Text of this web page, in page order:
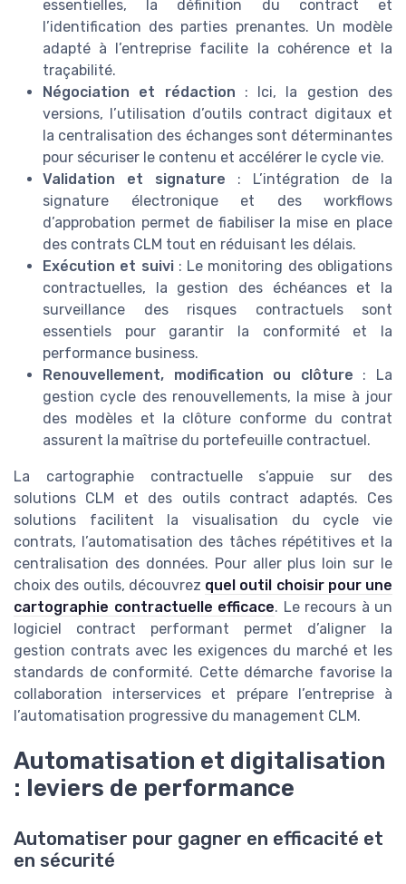
essentielles, la définition du contract et
l’identification des parties prenantes. Un modèle
adapté à l’entreprise facilite la cohérence et la
traçabilité.
Négociation et rédaction : Ici, la gestion des
versions, l’utilisation d’outils contract digitaux et
la centralisation des échanges sont déterminantes
pour sécuriser le contenu et accélérer le cycle vie.
Validation et signature : L’intégration de la
signature électronique et des workflows
d’approbation permet de fiabiliser la mise en place
des contrats CLM tout en réduisant les délais.
Exécution et suivi: Le monitoring des obligations
contractuelles, la gestion des échéances et la
surveillance des risques contractuels sont
essentiels pour garantir la conformité et la
performance business.
Renouvellement, modification ou clôture : La
gestion cycle des renouvellements, la mise à jour
des modèles et la clôture conforme du contrat
assurent la maîtrise du portefeuille contractuel.
La cartographie contractuelle s’appuie sur des
solutions CLM et des outils contract adaptés. Ces
solutions facilitent la visualisation du cycle vie
contrats, l’automatisation des tâches répétitives et la
centralisation des données. Pour aller plus loin sur le
choix des outils, découvrez quel outil choisir pour une
cartographie contractuelle efficace. Le recours à un
logiciel contract performant permet d’aligner la
gestion contrats avec les exigences du marché et les
standards de conformité. Cette démarche favorise la
collaboration interservices et prépare l’entreprise à
l’automatisation progressive du management CLM.
Automatisation et digitalisation
: leviers de performance
Automatiser pour gagner en efficacité et
en sécurité